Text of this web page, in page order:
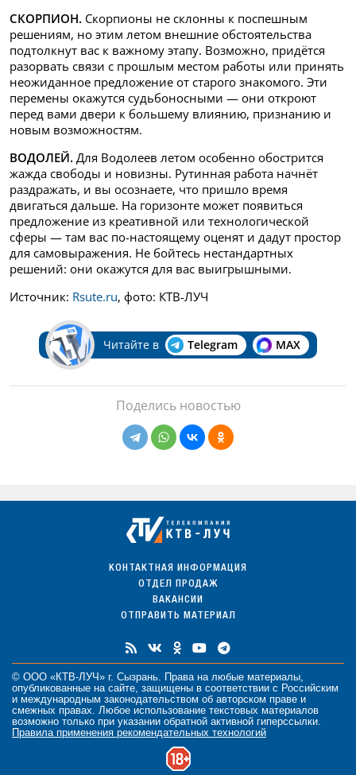
СКОРПИОН. Скорпионы не склонны к поспешным
решениям, но этим летом внешние обстоятельства
подтолкнут вас к важному этапу. Возможно, придётся
разорвать связи с прошлым местом работы или принять
неожиданное предложение от старого знакомого. Эти
перемены окажутся судьбоносными — они откроют
перед вами двери к большему влиянию, признанию и
новым возможностям.
ВОДОЛЕЙ. Для Водолеев летом особенно обострится
жажда свободы и новизны. Рутинная работа начнёт
раздражать, и вы осознаете, что пришло время
двигаться дальше. На горизонте может появиться
предложение из креативной или технологической
сферы — там вас по-настоящему оценят и дадут простор
для самовыражения. Не бойтесь нестандартных
решений: они окажутся для вас выигрышными.
Источник: Rsute.ru, фото: КТВ-ЛУЧ
Читайте в Telegram MAX
Поделись новостью
КОНТАКТНАЯ ИНФОРМАЦИЯ
ОТДЕЛ ПРОДАЖ
ВАКАНСИИ
ОТПРАВИТЬ МАТЕРИАЛ
© ООО «КТВ-ЛУЧ» г. Сызрань. Права на любые материалы,
опубликованные на сайте, защищены в соответствии с Российским
и международным законодательством об авторском праве и
смежных правах. Любое использование текстовых материалов
возможно только при указании обратной активной гиперссылки.
Правила применения рекомендательных технологий